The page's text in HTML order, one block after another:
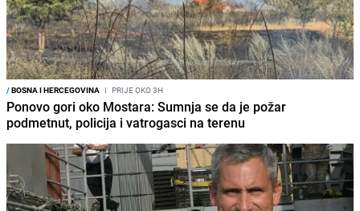
/BOSNA I HERCEGOVINA I PRIJE OKO 3H
Ponovo gori oko Mostara: Sumnja se da je požar
podmetnut, policija i vatrogasci na terenu